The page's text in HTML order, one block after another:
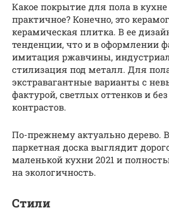
Какое покрытие для пола в
практичное? Конечно, это
керамическая плитка. В ее
тенденции, что и в оформлении
имитация ржавчины,
стилизация под металл. Для
экстравагантные варианты с
фактурой, светлых оттенков и
контрастов.
По-прежнему актуально дерево.
паркетная доска выглядит
маленькой кухни 2021 и
на экологичность.
Стили